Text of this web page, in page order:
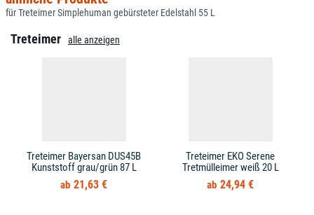
für Treteimer Simplehuman gebürsteter Edelstahl 55 L
Treteimer alle anzeigen
Treteimer Bayersan DUS45B
Kunststoff grau/grün 87 L
21,63 €
Treteimer EKO Serene
Tretmülleimer weiß 20 L
24,94 €